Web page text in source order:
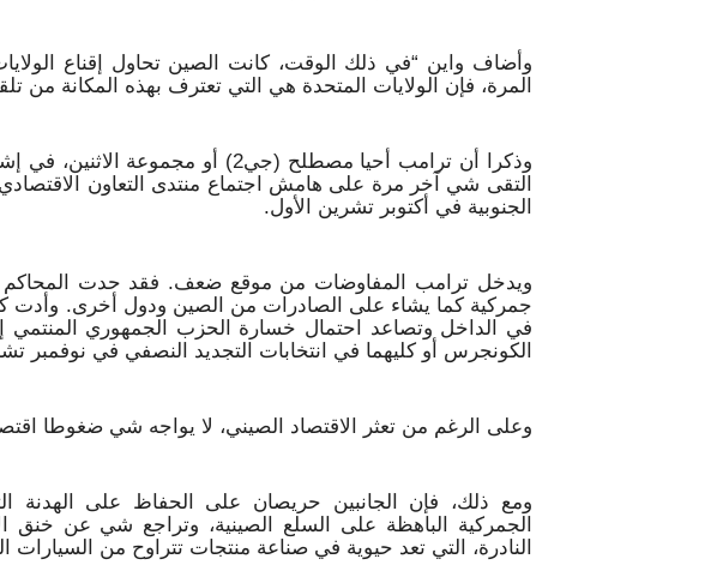
وأضاف واين “في ذلك الوقت، كانت الصين تحاول إقناع
المرة، فإن الولايات المتحدة هي التي تعترف بهذه المكانة من
وذكرا أن ترامب أحيا مصطلح (جي2) أو
التقى شي آخر مرة على هامش اجتماع منتدى التعاون الاقتصادي
الجنوبية في أكتوبر تشرين الأول.
ويدخل ترامب المفاوضات من موقع ضعف. فقد حدت
جمركية كما يشاء على الصادرات من الصين ودول أخرى. وأدت
في الداخل وتصاعد احتمال خسارة الحزب الجمهوري
الكونجرس أو كليهما في انتخابات التجديد النصفي في نوفمبر
وعلى الرغم من تعثر الاقتصاد الصيني، لا يواجه شي ضغوطا
ومع ذلك، فإن الجانبين حريصان على الحفاظ على الهدنة
الجمركية الباهظة على السلع الصينية، وتراجع شي عن خنق
النادرة، التي تعد حيوية في صناعة منتجات تتراوح من السيارات